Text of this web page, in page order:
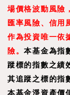
場價格波動風險
匯率風險、信用
作為投資唯一依
險。本基金為指
蹤標的指數之績
其追蹤之標的指
本基金淨資產價